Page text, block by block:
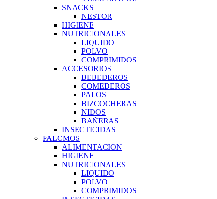
SNACKS
NESTOR
HIGIENE
NUTRICIONALES
LIQUIDO
POLVO
COMPRIMIDOS
ACCESORIOS
BEBEDEROS
COMEDEROS
PALOS
BIZCOCHERAS
NIDOS
BAÑERAS
INSECTICIDAS
PALOMOS
ALIMENTACION
HIGIENE
NUTRICIONALES
LIQUIDO
POLVO
COMPRIMIDOS